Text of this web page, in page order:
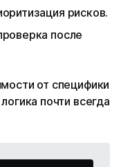
рисков.
после
от специфики
почти всегда